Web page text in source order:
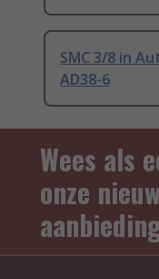
SMC 3/8 in
AD38-6
Wees als
onze